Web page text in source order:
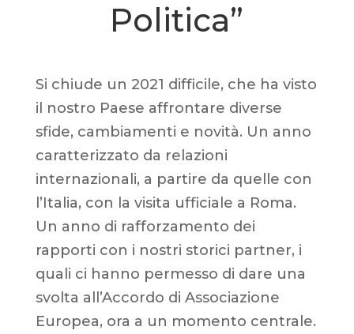
Politica”
Si chiude un 2021 difficile, che ha visto
il nostro Paese affrontare diverse
sfide, cambiamenti e novità. Un anno
caratterizzato da relazioni
internazionali, a partire da quelle con
l’Italia, con la visita ufficiale a Roma.
Un anno di rafforzamento dei
rapporti con i nostri storici partner, i
quali ci hanno permesso di dare una
svolta all’Accordo di Associazione
Europea, ora a un momento centrale.